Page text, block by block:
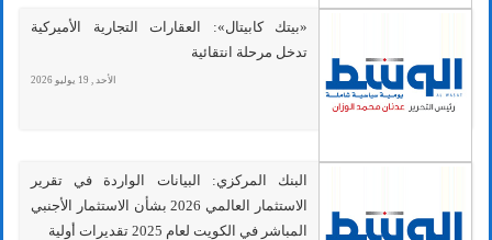
«بيتك كابيتال»: العقارات التجارية الأميركية
تدخل مرحلة انتقائية
الأحد , 19 يوليو 2026
البنك المركزي: البيانات الواردة في تقرير
الاستثمار العالمي 2026 بشأن الاستثمار الأجنبي
المباشر في الكويت لعام 2025 تقديرات أولية